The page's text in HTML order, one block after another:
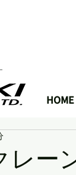
HOME
レー